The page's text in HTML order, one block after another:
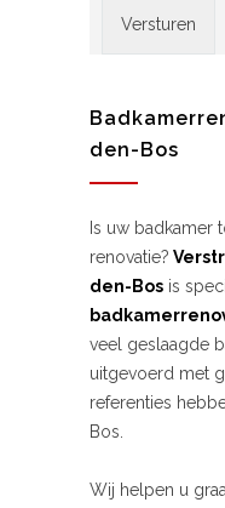
den-Bos
Is uw badkamer
renovatie?
den-Bos is
veel geslaagde
uitgevoerd met
referenties
Bos.
Wij helpen u